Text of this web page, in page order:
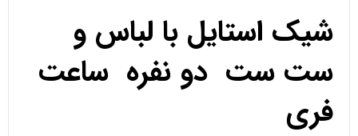
شیک استایل با لباس و
ست ست دو نفره ساعت
فری